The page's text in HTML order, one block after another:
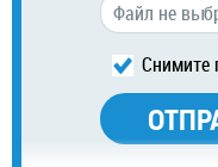
Снимите